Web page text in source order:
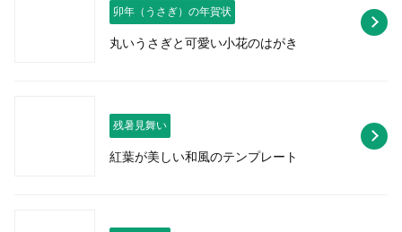
卯年（うさぎ）の年賀状
丸いうさぎと可愛い小花のはがき
残暑見舞い
紅葉が美しい和風のテンプレート